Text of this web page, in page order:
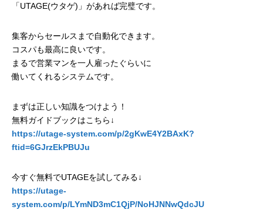
「UTAGE(ウタゲ)」があれば完璧です。
集客からセールスまで自動化できます。
コスパも最高に良いです。
まるで営業マンを一人雇ったぐらいに
働いてくれるシステムです。
まずは正しい知識をつけよう！
無料ガイドブックはこちら↓
https://utage-system.com/p/2gKwE4Y2BAxK?
ftid=6GJrzEkPBUJu
今すぐ無料でUTAGEを試してみる↓
https://utage-
system.com/p/LYmND3mC1QjP/NoHJNNwQdcJU